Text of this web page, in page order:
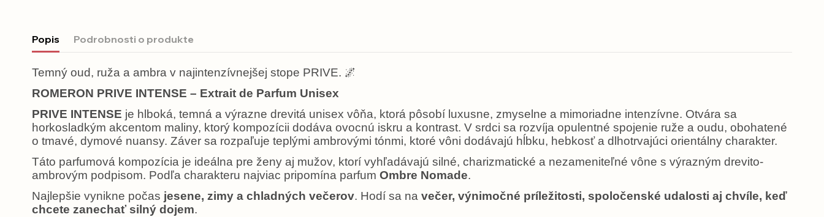
Popis Podrobnosti o produkte
Temný oud, ruža a ambra v najintenzívnejšej stope PRIVE. 🌌
ROMERON PRIVE INTENSE – Extrait de Parfum Unisex
PRIVE INTENSE je hlboká, temná a výrazne drevitá unisex vôňa, ktorá pôsobí luxusne, zmyselne a mimoriadne intenzívne. Otvára sa
horkosladkým akcentom maliny, ktorý kompozícii dodáva ovocnú iskru a kontrast. V srdci sa rozvíja opulentné spojenie ruže a oudu, obohatené
o tmavé, dymové nuansy. Záver sa rozpaľuje teplými ambrovými tónmi, ktoré vôni dodávajú hĺbku, hebkosť a dlhotrvajúci orientálny charakter.
Táto parfumová kompozícia je ideálna pre ženy aj mužov, ktorí vyhľadávajú silné, charizmatické a nezameniteľné vône s výrazným drevito-
ambrovým podpisom. Podľa charakteru najviac pripomína parfum Ombre Nomade.
Najlepšie vynikne počas jesene, zimy a chladných večerov. Hodí sa na večer, výnimočné príležitosti, spoločenské udalosti aj chvíle, keď
chcete zanechať silný dojem.